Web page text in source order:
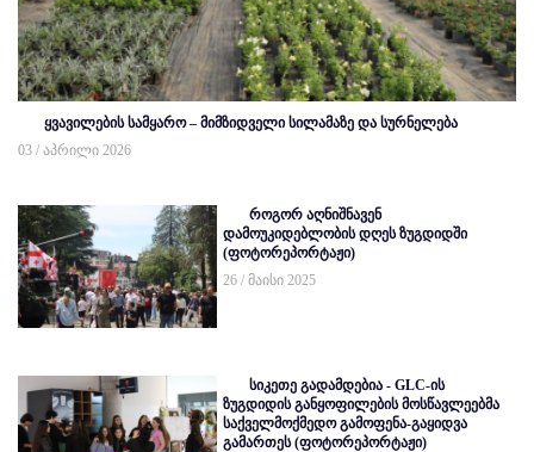
ყვავილების სამყარო – მიმზიდველი სილამაზე და სურნელება
03 / აპრილი 2026
როგორ აღნიშნავენ
დამოუკიდებლობის დღეს ზუგდიდში
(ფოტორეპორტაჟი)
26 / მაისი 2025
სიკეთე გადამდებია - GLC-ის
ზუგდიდის განყოფილების მოსწავლეებმა
საქველმოქმედო გამოფენა-გაყიდვა
გამართეს (ფოტორეპორტაჟი)